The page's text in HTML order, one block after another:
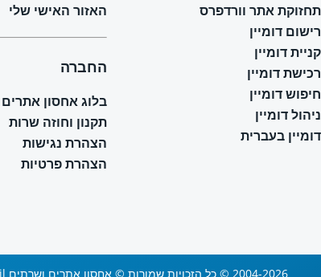
תחזוקת אתר וורדפרס
רישום דומיין
קניית דומיין
רכישת דומיין
חיפוש דומיין
ניהול דומיין
דומיין בעברית
האזור האישי שלי
החברה
בלוג אחסון אתרים
תקנון וחוזה שרות
הצהרת נגישות
הצהרת פרטיות
2004-2026 © כל הזכויות שמורות © אחסון אתרים ושרתים HostCenter.co.il